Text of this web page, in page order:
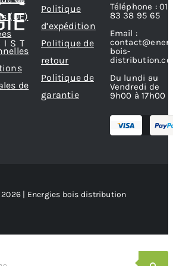
(UE)
de
Politique
d’expédition
Politique de
retour
Politique de
garantie
Téléphone : 01
83 38 95 65
Email :
bois-
Du lundi au
Vendredi de
9h00 à 17h00
| Energies bois distribution